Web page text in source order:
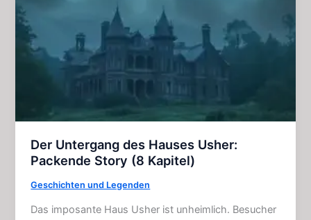
Der Untergang des Hauses Usher:
Packende Story (8 Kapitel)
Geschichten und Legenden
Das imposante Haus Usher ist unheimlich. Besucher